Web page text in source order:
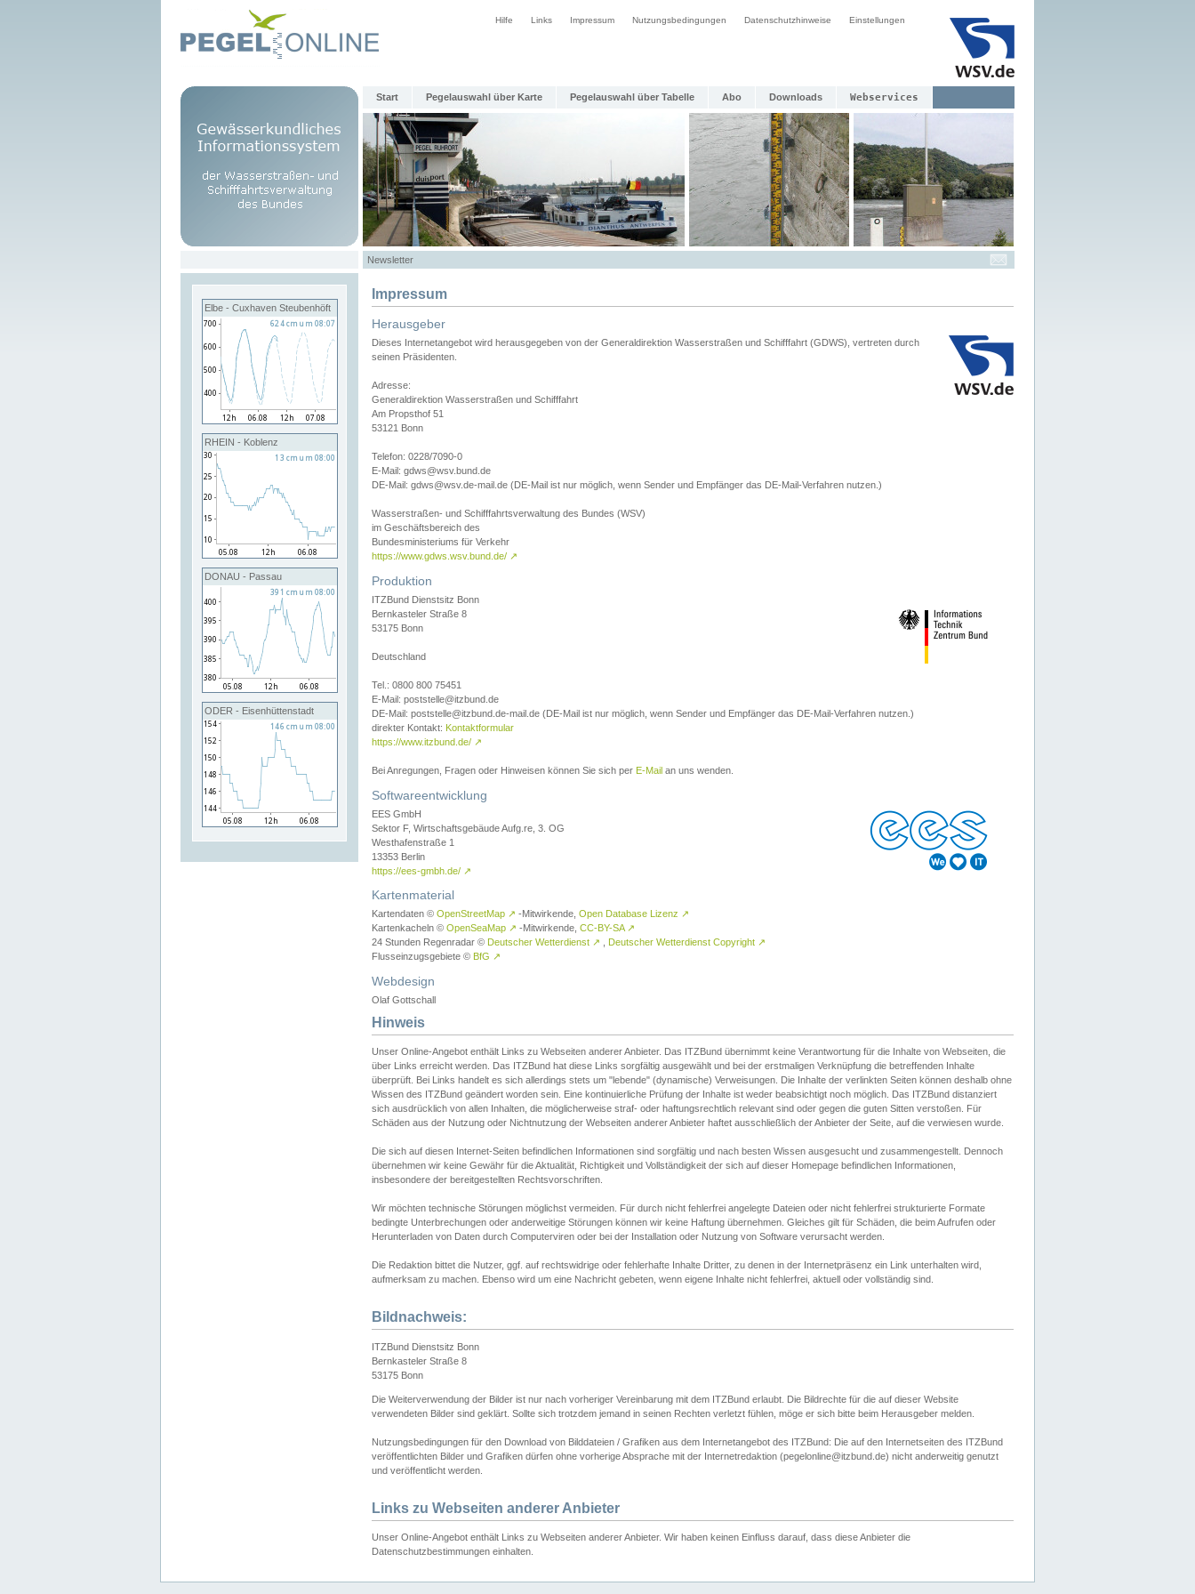
Hilfe Links Impressum Nutzungsbedingungen Datenschutzhinweise Einstellungen
Start Pegelauswahl über Karte Pegelauswahl über Tabelle Abo Downloads Webservices
Newsletter
Elbe - Cuxhaven Steubenhöft
RHEIN - Koblenz
DONAU - Passau
ODER - Eisenhüttenstadt
Impressum
Herausgeber
Dieses Internetangebot wird herausgegeben von der Generaldirektion Wasserstraßen und Schifffahrt (GDWS), vertreten durch
seinen Präsidenten.
Adresse:
Generaldirektion Wasserstraßen und Schifffahrt
Am Propsthof 51
53121 Bonn
Telefon: 0228/7090-0
E-Mail: gdws@wsv.bund.de
DE-Mail: gdws@wsv.de-mail.de (DE-Mail ist nur möglich, wenn Sender und Empfänger das DE-Mail-Verfahren nutzen.)
Wasserstraßen- und Schifffahrtsverwaltung des Bundes (WSV)
im Geschäftsbereich des
Bundesministeriums für Verkehr
https://www.gdws.wsv.bund.de/ ↗
Produktion
ITZBund Dienstsitz Bonn
Bernkasteler Straße 8
53175 Bonn
Deutschland
Tel.: 0800 800 75451
E-Mail: poststelle@itzbund.de
DE-Mail: poststelle@itzbund.de-mail.de (DE-Mail ist nur möglich, wenn Sender und Empfänger das DE-Mail-Verfahren nutzen.)
direkter Kontakt: Kontaktformular
https://www.itzbund.de/ ↗
Bei Anregungen, Fragen oder Hinweisen können Sie sich per E-Mail an uns wenden.
Softwareentwicklung
EES GmbH
Sektor F, Wirtschaftsgebäude Aufg.re, 3. OG
Westhafenstraße 1
13353 Berlin
https://ees-gmbh.de/ ↗
Kartenmaterial
Kartendaten © OpenStreetMap ↗ -Mitwirkende, Open Database Lizenz ↗
Kartenkacheln © OpenSeaMap ↗ -Mitwirkende, CC-BY-SA ↗
24 Stunden Regenradar © Deutscher Wetterdienst ↗ Deutscher Wetterdienst Copyright ↗
Flusseinzugsgebiete © BfG ↗
Webdesign
Olaf Gottschall
Hinweis
Unser Online-Angebot enthält Links zu Webseiten anderer Anbieter. Das ITZBund übernimmt keine Verantwortung für die Inhalte von Webseiten, die
über Links erreicht werden. Das ITZBund hat diese Links sorgfältig ausgewählt und bei der erstmaligen Verknüpfung die betreffenden Inhalte
überprüft. Bei Links handelt es sich allerdings stets um "lebende" (dynamische) Verweisungen. Die Inhalte der verlinkten Seiten können deshalb ohne
Wissen des ITZBund geändert worden sein. Eine kontinuierliche Prüfung der Inhalte ist weder beabsichtigt noch möglich. Das ITZBund distanziert
sich ausdrücklich von allen Inhalten, die möglicherweise straf- oder haftungsrechtlich relevant sind oder gegen die guten Sitten verstoßen. Für
Schäden aus der Nutzung oder Nichtnutzung der Webseiten anderer Anbieter haftet ausschließlich der Anbieter der Seite, auf die verwiesen wurde.
Die sich auf diesen Internet-Seiten befindlichen Informationen sind sorgfältig und nach besten Wissen ausgesucht und zusammengestellt. Dennoch
übernehmen wir keine Gewähr für die Aktualität, Richtigkeit und Vollständigkeit der sich auf dieser Homepage befindlichen Informationen,
insbesondere der bereitgestellten Rechtsvorschriften.
Wir möchten technische Störungen möglichst vermeiden. Für durch nicht fehlerfrei angelegte Dateien oder nicht fehlerfrei strukturierte Formate
bedingte Unterbrechungen oder anderweitige Störungen können wir keine Haftung übernehmen. Gleiches gilt für Schäden, die beim Aufrufen oder
Herunterladen von Daten durch Computerviren oder bei der Installation oder Nutzung von Software verursacht werden.
Die Redaktion bittet die Nutzer, ggf. auf rechtswidrige oder fehlerhafte Inhalte Dritter, zu denen in der Internetpräsenz ein Link unterhalten wird,
aufmerksam zu machen. Ebenso wird um eine Nachricht gebeten, wenn eigene Inhalte nicht fehlerfrei, aktuell oder vollständig sind.
Bildnachweis:
ITZBund Dienstsitz Bonn
Bernkasteler Straße 8
53175 Bonn
Die Weiterverwendung der Bilder ist nur nach vorheriger Vereinbarung mit dem ITZBund erlaubt. Die Bildrechte für die auf dieser Website
verwendeten Bilder sind geklärt. Sollte sich trotzdem jemand in seinen Rechten verletzt fühlen, möge er sich bitte beim Herausgeber melden.
Nutzungsbedingungen für den Download von Bilddateien / Grafiken aus dem Internetangebot des ITZBund: Die auf den Internetseiten des ITZBund
veröffentlichten Bilder und Grafiken dürfen ohne vorherige Absprache mit der Internetredaktion (pegelonline@itzbund.de) nicht anderweitig genutzt
und veröffentlicht werden.
Links zu Webseiten anderer Anbieter
Unser Online-Angebot enthält Links zu Webseiten anderer Anbieter. Wir haben keinen Einfluss darauf, dass diese Anbieter die
Datenschutzbestimmungen einhalten.